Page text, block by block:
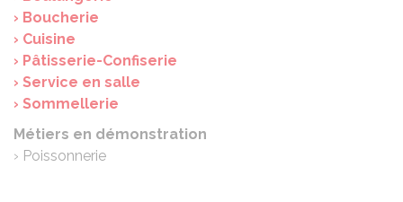
› Boucherie
› Cuisine
› Pâtisserie-Confiserie
› Service en salle
› Sommellerie
Métiers en démonstration
› Poissonnerie